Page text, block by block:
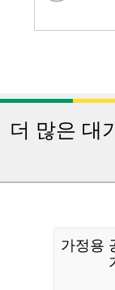
더 많은 대
가정용